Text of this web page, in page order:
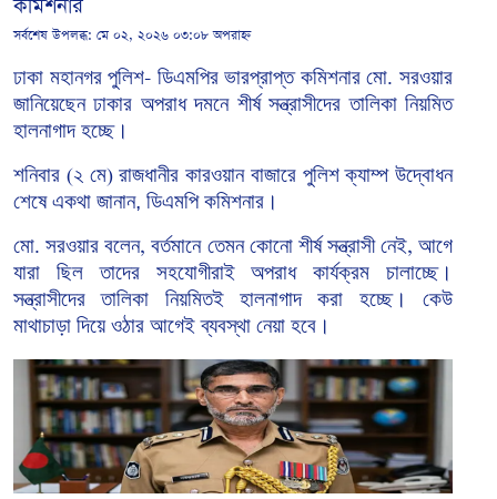
কমিশনার
সর্বশেষ উপলব্ধ: মে ০২, ২০২৬ ০৩:০৮ অপরাহ্ন
ঢাকা মহানগর পুলিশ- ডিএমপির ভারপ্রাপ্ত কমিশনার মো.সরওয়ার
জানিয়েছেন ঢাকার অপরাধ দমনে শীর্ষ সন্ত্রাসীদের তালিকা নিয়মিত
হালনাগাদ হচ্ছে।
শনিবার (২ মে)রাজধানীর কারওয়ান বাজারে পুলিশ ক্যাম্প উদ্বোধন
শেষে একথা জানান, ডিএমপি কমিশনার।
মো.সরওয়ার বলেন,বর্তমানে তেমন কোনো শীর্ষ সন্ত্রাসী নেই,আগে
যারা
ছিল তাদের সহযোগীরাই অপরাধ কার্যক্রম
চালাচ্ছে।
সন্ত্রাসীদের
তালিকা নিয়মিতই হালনাগাদ করা হচ্ছে।
কেউ
মাথাচাড়া দিয়ে ওঠার আগেই ব্যবস্থা নেয়া হবে।